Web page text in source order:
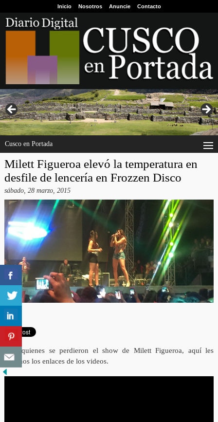
Inicio Nosotros Anuncie Contacto
Cusco en Portada
Milett Figueroa elevó la temperatura en
desfile de lencería en Frozzen Disco
sábado, 28 marzo, 2015
Para quienes se perdieron el show de Milett Figueroa, aquí les
dejamos los enlaces de los videos.